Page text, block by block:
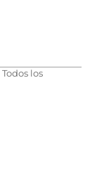
los